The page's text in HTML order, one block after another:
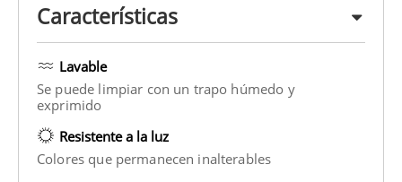
Características
Lavable
Se puede limpiar con un trapo húmedo y
exprimido
Resistente a la luz
Colores que permanecen inalterables